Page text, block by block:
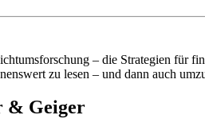
– die Strategien für
zu lesen – und dann auch
& Geiger